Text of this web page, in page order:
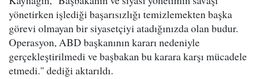
yönetirken işlediği başarısızlığı temizlemekten başka
görevi olmayan bir siyasetçiyi atadığınızda olan budur.
Operasyon, ABD başkanının kararı nedeniyle
gerçekleştirilmedi ve başbakan bu karara karşı mücadele
etmedi." dediği aktarıldı.